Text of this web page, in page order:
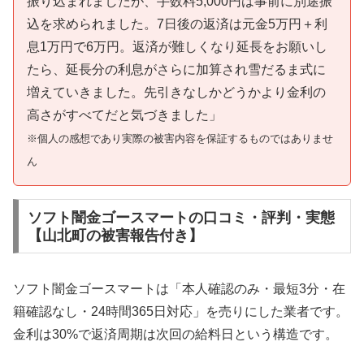
込を求められました。7日後の返済は元金5万円＋利
息1万円で6万円。返済が難しくなり延長をお願いし
たら、延長分の利息がさらに加算され雪だるま式に
増えていきました。先引きなしかどうかより金利の
高さがすべてだと気づきました」
※個人の感想であり実際の被害内容を保証するものではありませ
ん
ソフト闇金ゴースマートの口コミ・評判・実態
【山北町の被害報告付き】
ソフト闇金ゴースマートは「本人確認のみ・最短3分・在
籍確認なし・24時間365日対応」を売りにした業者です。
金利は30%で返済周期は次回の給料日という構造です。